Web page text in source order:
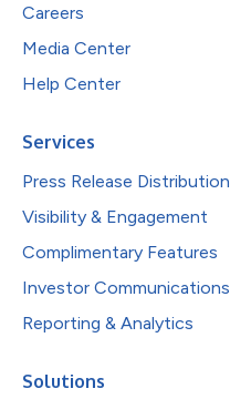
Careers
Media Center
Help Center
Services
Press Release Distribution
Visibility & Engagement
Complimentary Features
Investor Communications
Reporting & Analytics
Solutions